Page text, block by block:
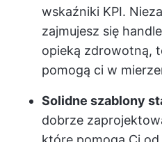
wskaźniki KPI.
zajmujesz się
opieką zdrowotną,
pomogą ci w
Solidne szablony
dobrze